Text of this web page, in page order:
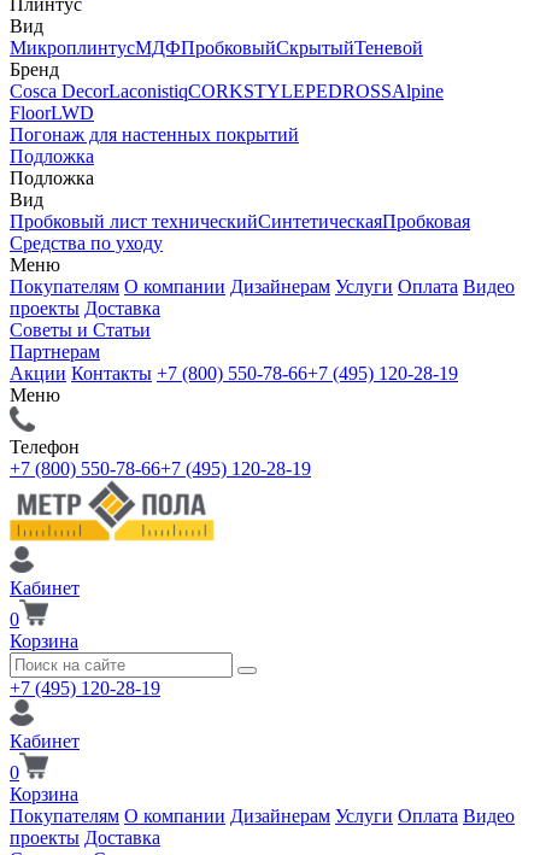
Плинтус
Вид
МикроплинтусМДФПробковыйСкрытыйТеневой
Бренд
Cosca DecorLaconistiqCORKSTYLEPEDROSSAlpine
FloorLWD
Погонаж для настенных покрытий
Подложка
Подложка
Вид
Пробковый лист техническийСинтетическаяПробковая
Средства по уходу
Меню
Покупателям О компании Дизайнерам Услуги Оплата Видео
проекты Доставка
Советы и Статьи
Партнерам
Акции Контакты +7 (800) 550-78-66+7 (495) 120-28-19
Меню
Телефон
+7 (800) 550-78-66+7 (495) 120-28-19
Кабинет
0
Корзина
+7 (495) 120-28-19
Кабинет
0
Корзина
Покупателям О компании Дизайнерам Услуги Оплата Видео
проекты Доставка